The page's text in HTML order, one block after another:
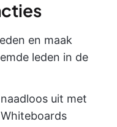
en maak
leden in de
uit met